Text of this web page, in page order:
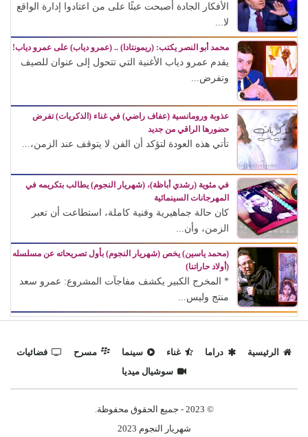
الأكثر مشاهدة
(مصطفى النجار) يحرك المياه الراكدة.. لماذا اكتفينا بمشاهدة
السقوط البطيء!
الأفكار الجادة أصبحت عبئًا على من اعتادوا إدارة الواقع
محمد أبو النصر يكتب: (ريمونتادا) .. (عمرو دياب) على عمرو دياب!
يقدم عمرو دياب الأغنية التي تتحول إلى عنوان للصيف